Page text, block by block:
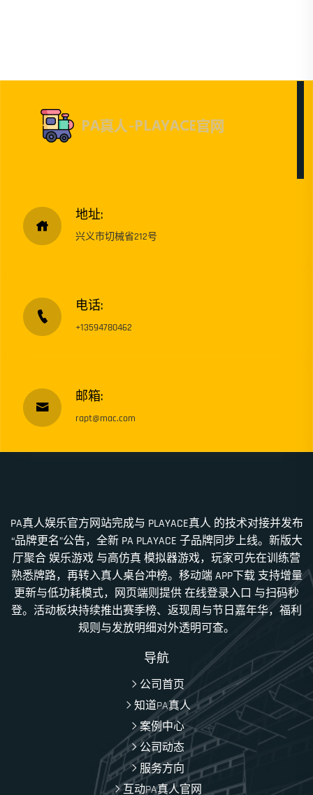
地址:
兴义市切械省212号
电话:
+13594780462
邮箱:
rapt@mac.com
PA真人娱乐官方网站完成与 PLAYACE真人 的技术对接并发布
“品牌更名”公告，全新 PA PLAYACE 子品牌同步上线。新版大
厅聚合 娱乐游戏 与高仿真 模拟器游戏，玩家可先在训练营
熟悉牌路，再转入真人桌台冲榜。移动端 APP下载 支持增量
更新与低功耗模式，网页端则提供 在线登录入口 与扫码秒
登。活动板块持续推出赛季榜、返现周与节日嘉年华，福利
规则与发放明细对外透明可查。
导航
公司首页
知道PA真人
案例中心
公司动态
服务方向
互动PA真人官网